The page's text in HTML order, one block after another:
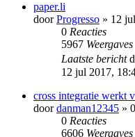
paper.li
doorProgresso » 12
0 Reacties
5967 Weergaves
Laatste bericht
12 jul 2017,
cross integratie werkt
doordanman12345 »
0 Reacties
6606 Weergaves